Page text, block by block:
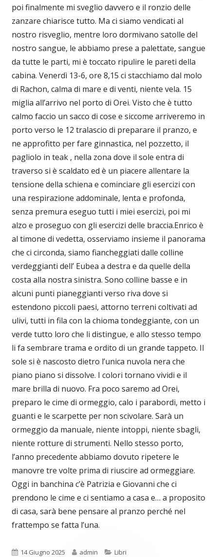
poi finalmente mi sveglio davvero e il ronzio delle
zanzare chiarisce tutto. Ma ci siamo vendicati al
nostro risveglio, mentre loro dormivano satolle del
nostro sangue, le abbiamo prese a palettate, sangue
da tutte le parti, mi è toccato ripulire le pareti della
cabina. Venerdì 13-6, ore 8,15 ci stacchiamo dal molo
di Rachon, calma di mare e di venti, niente vela. 15
miglia all’arrivo nel porto di Orei. Visto che è tutto
calmo faccio un sacco di cose e siccome arriveremo in
porto verso le 12 tralascio di preparare il pranzo, e
ne approfitto per fare ginnastica, nel pozzetto, il
pagliolo in teak , nella zona dove il sole entra di
traverso si è scaldato ed è un piacere allentare la
tensione della schiena e cominciare gli esercizi con
una respirazione addominale, lenta e profonda,
senza premura eseguo tutti i miei esercizi, poi mi
alzo e proseguo con gli esercizi delle braccia.Enrico è
al timone di vedetta, osserviamo insieme il panorama
che ci circonda, siamo fiancheggiati dalle colline
verdeggianti dell’ Eubea a destra e da quelle della
costa alla nostra sinistra. Sono colline basse e in
alcuni punti pianeggianti verso riva dove si
estendono piccoli paesi, attorno terreni coltivati ad
ulivi, tutti in fila con la chioma tondeggiante, con un
verde tutto loro che li distingue, e allo stesso tempo
li fa sembrare trama e ordito di un grande tappeto. Il
sole si è nascosto dietro l’unica nuvola nera che
piano piano si dissolve. I colori tornano vividi e il
mare brilla di nuovo. Fra poco saremo ad Orei,
preparo le cime di ormeggio, calo i parabordi, metto i
guanti e le scarpette per non scivolare. Sarà un
ormeggio da manuale, niente intoppi, niente sbagli,
niente rotture di strumenti. Nello stesso porto,
l’anno precedente abbiamo dovuto ripetere le
manovre tre volte prima di riuscire ad ormeggiare.
Oggi in banchina c’è Patrizia e Giovanni che ci
prendono le cime e ci sentiamo a casa e… a proposito
di casa, sarà bene pensare al pranzo perché nel
frattempo se fatta l’una.
Pubblicato
14 Giugno 2025 Autore
admin Categorie
Libri